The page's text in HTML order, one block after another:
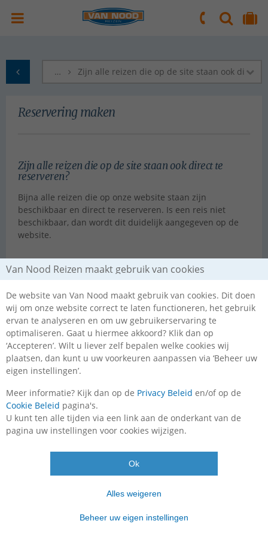
ZOEKENNAAR 'MIJN REIS' OMGEVING
… Zijn alle reizen die op de site staan ook direct
Reservering maken
Zijn alle reizen die op de site staan ook direct te
reserveren?
Bijna alle reizen die op onze website staan zijn
beschikbaar en direct te reserveren. Is een reis niet
beschikbaar, dan wordt dit duidelijk aangegeven op de
website.
Telefoonnummer
klantenservice
088 10 30 850
Zaterdag
10:00 –16:00 uur
Feedbackcompany
Beoordeling :7,8 / 10
op
445beoordelingen
Postadres
Van Nood Reizen
+31 (0)88 10 30 850
Van Nood Reizen maakt gebruik van cookies
De website van Van Nood maakt gebruik van cookies. Dit doen
wij om onze website correct te laten functioneren, het gebruik
ervan te analyseren en om uw gebruikerservaring te
optimaliseren. Gaat u hiermee akkoord? Klik dan op
‘Accepteren’. Wilt u liever zelf bepalen welke cookies wij
plaatsen, dan kunt u uw voorkeuren aanpassen via ‘Beheer uw
eigen instellingen’.
Meer informatie? Kijk dan op de Privacy Beleid en/of op de
Cookie Beleid pagina's.
U kunt ten alle tijden via een link aan de onderkant van de
pagina uw instellingen voor cookies wijzigen.
Beheer uw eigen instellingen
Alles weigeren
Ok